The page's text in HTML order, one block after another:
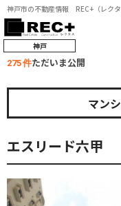
神戸市の不動産情報 REC+（レク
神戸
275 件ただいま公開
エスリード六甲
マン